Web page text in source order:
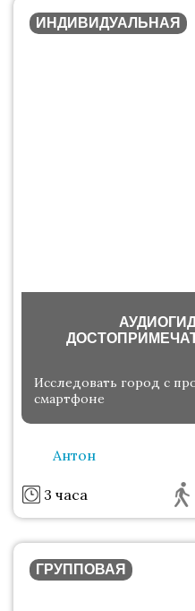
ИНДИВИДУАЛЬНАЯ
Исследовать город с
смартфоне
Антон
3 часа
ГРУППОВАЯ